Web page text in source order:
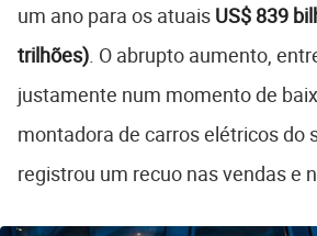
um ano para os atuais US$ 839
trilhões). O abrupto aumento,
justamente num momento de
montadora de carros elétricos do
registrou um recuo nas vendas e